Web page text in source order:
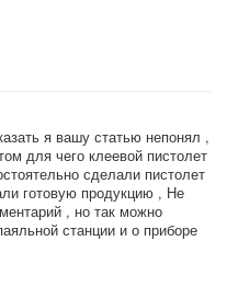
я вашу статью непонял ,
для чего клеевой пистолет
сделали пистолет
готовую продукцию , Не
, но так можно
станции и о приборе